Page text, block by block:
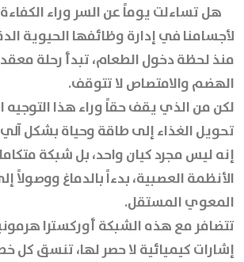
هل تساءلت يوماً عن السر وراء
لأجسامنا في إدارة وظائفها الحيوية
منذ لحظة دخول الطعام، تبدأ رحلة
الهضم والامتصاص لا تتوقف.
لكن من الذي يقف حقاً وراء هذا التوجيه
تحويل الغذاء إلى طاقة وحياة بشكل
إنه ليس مجرد كيان واحد، بل شبكة
الأنظمة العصبية، بدءاً بالدماغ ووصولاً
المعوي المستقل.
تتضافر مع هذه الشبكة أوركسترا
إشارات كيميائية لا حصر لها، تنسق كل